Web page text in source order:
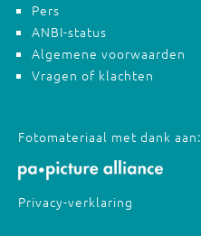
Pers
ANBI-status
Algemene voorwaarden
Vragen of klachten
Fotomateriaal met dank aan:
Privacy-verklaring